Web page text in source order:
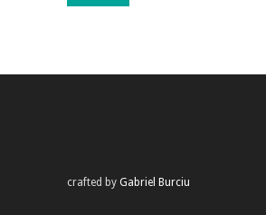
crafted by Gabriel Burciu